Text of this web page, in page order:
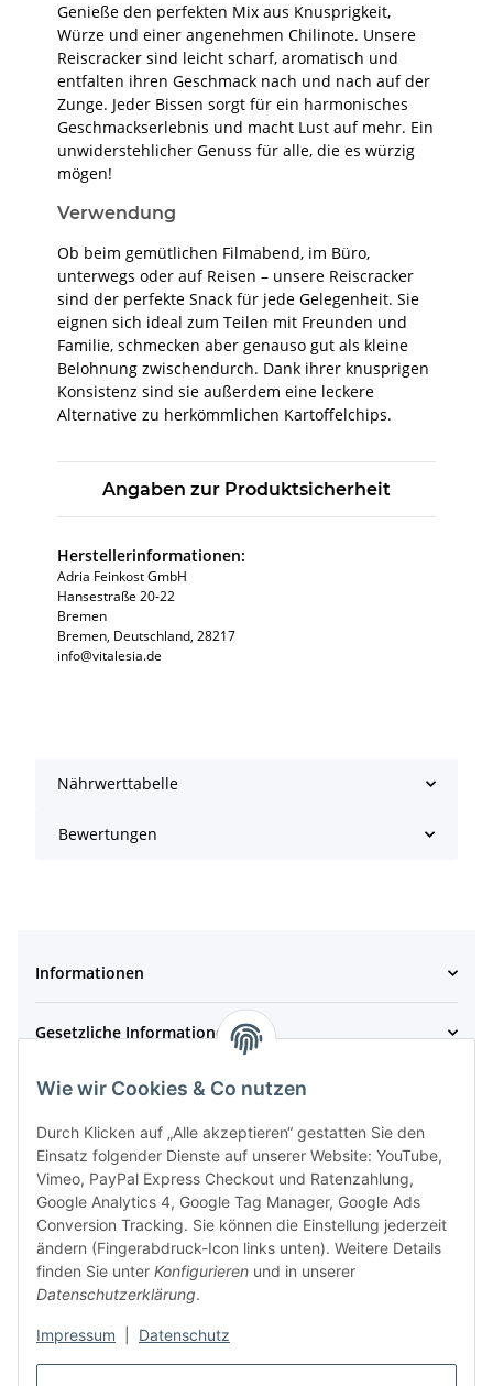
Wie wir Cookies & Co nutzen
Durch Klicken auf „Alle akzeptieren“ gestatten Sie den
Einsatz folgender Dienste auf unserer Website: YouTube,
Vimeo, PayPal Express Checkout und Ratenzahlung,
Google Analytics 4, Google Tag Manager, Google Ads
Conversion Tracking. Sie können die Einstellung jederzeit
ändern (Fingerabdruck-Icon links unten). Weitere Details
finden Sie unter Konfigurieren und in unserer
Datenschutzerklärung.
Impressum Datenschutz
Genieße den perfekten Mix aus Knusprigkeit,
Würze und einer angenehmen Chilinote. Unsere
Reiscracker sind leicht scharf, aromatisch und
entfalten ihren Geschmack nach und nach auf der
Zunge. Jeder Bissen sorgt für ein harmonisches
Geschmackserlebnis und macht Lust auf mehr. Ein
unwiderstehlicher Genuss für alle, die es würzig
mögen!
Verwendung
Ob beim gemütlichen Filmabend, im Büro,
unterwegs oder auf Reisen – unsere Reiscracker
sind der perfekte Snack für jede Gelegenheit. Sie
eignen sich ideal zum Teilen mit Freunden und
Familie, schmecken aber genauso gut als kleine
Belohnung zwischendurch. Dank ihrer knusprigen
Konsistenz sind sie außerdem eine leckere
Alternative zu herkömmlichen Kartoffelchips.
Angaben zur Produktsicherheit
Herstellerinformationen:
Adria Feinkost GmbH
Hansestraße 20-22
Bremen
Bremen, Deutschland, 28217
info@vitalesia.de
Nährwerttabelle
Bewertungen
Informationen
Gesetzliche Informationen
Zahlungsmöglichkeiten